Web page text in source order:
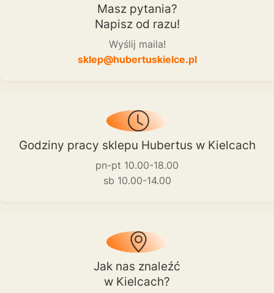
Masz pytania?
Napisz od razu!
Wyślij maila!
sklep@hubertuskielce.pl
Godziny pracy sklepu Hubertus w Kielcach
pn-pt 10.00-18.00
sb 10.00-14.00
Jak nas znaleźć
w Kielcach?